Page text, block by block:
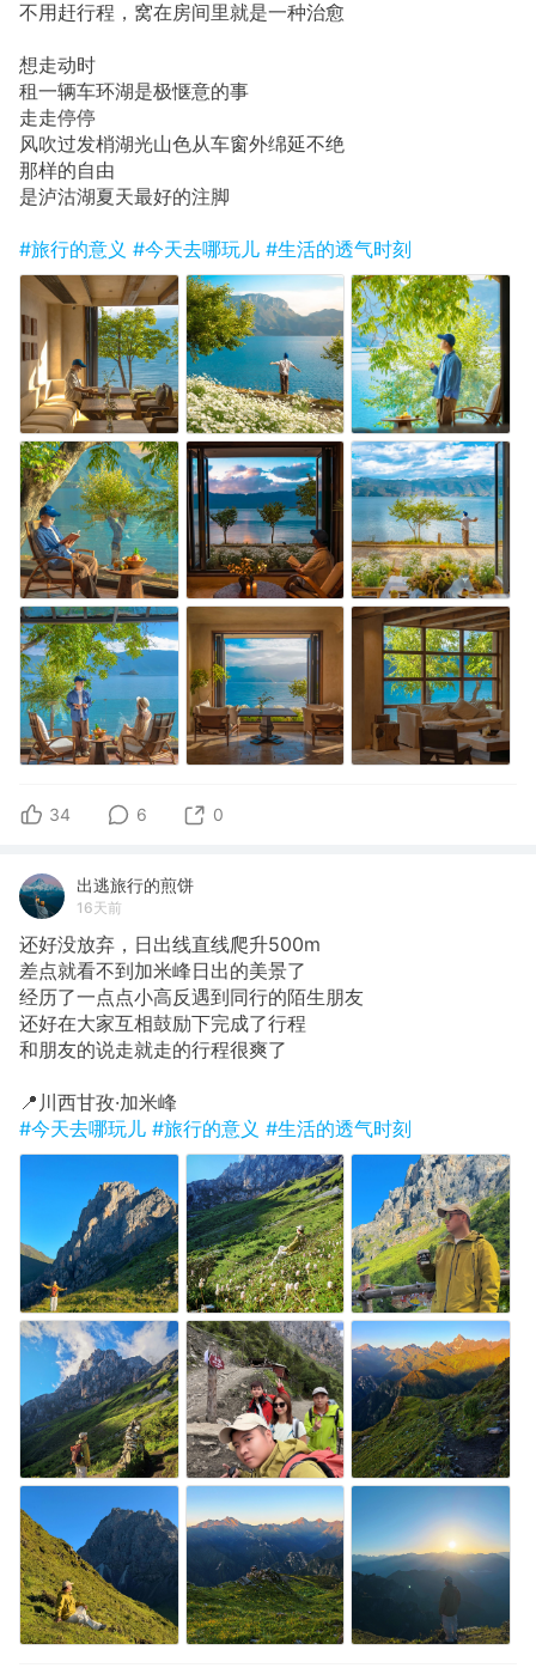
不用赶行程，窝在房间里就是一种治愈
想走动时
租一辆车环湖是极惬意的事
走走停停
风吹过发梢湖光山色从车窗外绵延不绝
那样的自由
是泸沽湖夏天最好的注脚
#旅行的意义 #今天去哪玩儿 #生活的透气时刻
34 6 0
出逃旅行的煎饼
16天前
还好没放弃，日出线直线爬升500m
​差点就看不到加米峰日出的美景了
经历了一点点小高反遇到同行的陌生朋友
还好在大家互相鼓励下完成了行程
和朋友的说走就走的行程很爽了
​📍川西甘孜·加米峰
#今天去哪玩儿 #旅行的意义 #生活的透气时刻